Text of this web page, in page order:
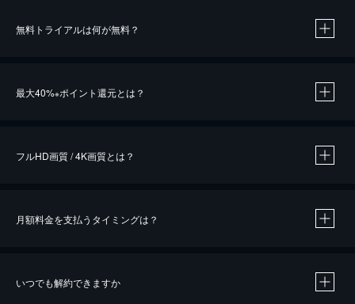
無料トライアルは何が無料？
最大40%※ポイント還元とは？
※40％ポイント還元の対象は、クレジットカード決済による作品の購入 / レンタルです。
フルHD画質 / 4K画質とは？
月額料金を支払うタイミングは？
いつでも解約できますか